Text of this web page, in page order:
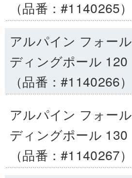
（品番：#1140265）
アルパイン フォール
ディングポール 120
（品番：#1140266）
アルパイン フォール
ディングポール 130
（品番：#1140267）